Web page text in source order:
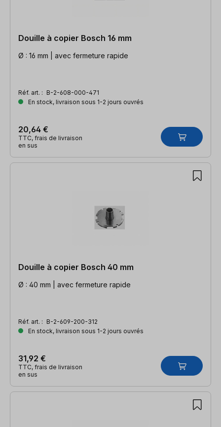
Douille à copier Bosch 16 mm
Ø : 16 mm | avec fermeture rapide
Réf. art. : B-2-608-000-471
En stock, livraison sous 1-2 jours ouvrés
20,64 €
TTC, frais de livraison
en sus
Douille à copier Bosch 40 mm
Ø : 40 mm | avec fermeture rapide
Réf. art. : B-2-609-200-312
En stock, livraison sous 1-2 jours ouvrés
31,92 €
TTC, frais de livraison
en sus